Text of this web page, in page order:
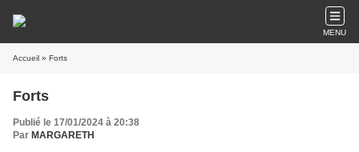
MENU
Accueil » Forts
Forts
Publié le 17/01/2024 à 20:38
Par MARGARETH